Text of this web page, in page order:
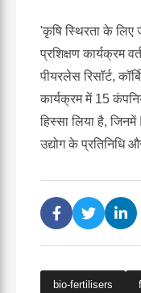
'कृषि स्थिरता के लिए
प्रशिक्षण कार्यक्रम
पीयरलेस रिसॉर्ट,
कार्यक्रम में 15
हिस्सा लिया है,
उद्योग के प्रतिनिधि
bio-fertilisers